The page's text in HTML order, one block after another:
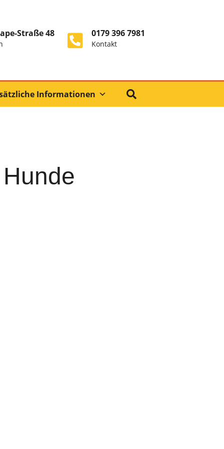
Straße 48 0179 396 7981
Kontakt
Informationen